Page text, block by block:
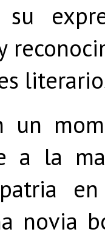
su
un
a la
novia